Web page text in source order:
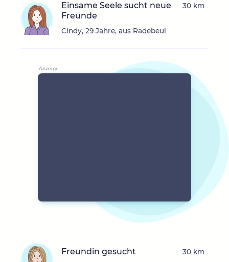
Einsame Seele sucht neue
Freunde
Cindy, 29 Jahre, aus Radebeul
30 km
Freundin gesucht 30 km